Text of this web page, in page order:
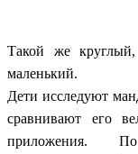
Такой же
маленький.
Дети исследуют
сравнивают его
приложения. По